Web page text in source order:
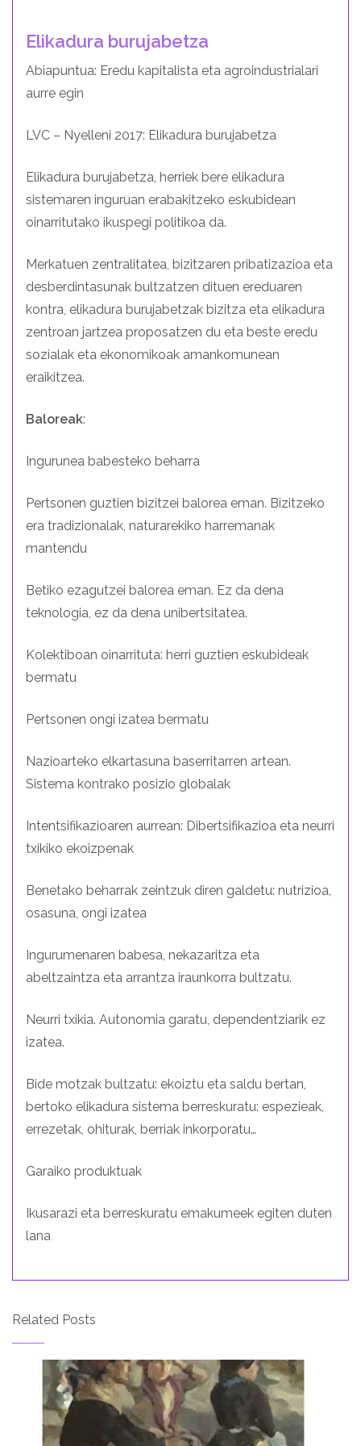
Elikadura burujabetza
Abiapuntua: Eredu kapitalista eta agroindustrialari
aurre egin
LVC – Nyelleni 2017: Elikadura burujabetza
Elikadura burujabetza, herriek bere elikadura
sistemaren inguruan erabakitzeko eskubidean
oinarritutako ikuspegi politikoa da.
Merkatuen zentralitatea, bizitzaren pribatizazioa eta
desberdintasunak bultzatzen dituen ereduaren
kontra, elikadura burujabetzak bizitza eta elikadura
zentroan jartzea proposatzen du eta beste eredu
sozialak eta ekonomikoak amankomunean
eraikitzea.
Baloreak:
Ingurunea babesteko beharra
Pertsonen guztien bizitzei balorea eman. Bizitzeko
era tradizionalak, naturarekiko harremanak
mantendu
Betiko ezagutzei balorea eman. Ez da dena
teknologia, ez da dena unibertsitatea.
Kolektiboan oinarrituta: herri guztien eskubideak
bermatu
Pertsonen ongi izatea bermatu
Nazioarteko elkartasuna baserritarren artean.
Sistema kontrako posizio globalak
Intentsifikazioaren aurrean: Dibertsifikazioa eta neurri
txikiko ekoizpenak
Benetako beharrak zeintzuk diren galdetu: nutrizioa,
osasuna, ongi izatea
Ingurumenaren babesa, nekazaritza eta
abeltzaintza eta arrantza iraunkorra bultzatu.
Neurri txikia. Autonomia garatu, dependentziarik ez
izatea.
Bide motzak bultzatu: ekoiztu eta saldu bertan,
bertoko elikadura sistema berreskuratu: espezieak,
errezetak, ohiturak, berriak inkorporatu…
Garaiko produktuak
Ikusarazi eta berreskuratu emakumeek egiten duten
lana
Related Posts